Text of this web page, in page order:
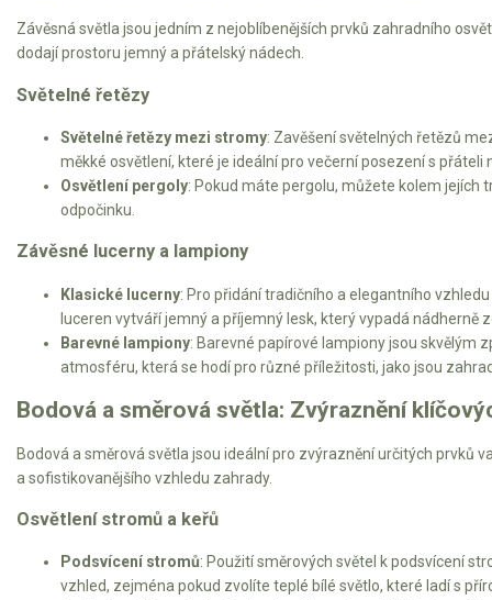
VARI
VARI malotraktory
Sněhové frézy
Nůžky na živý plot
Vysavače a foukače
Elektrocentrály
Štěpkovače a drtiče
Elektrické skútry
Elektrické tříkolky
Závěsná světla jsou jedním z nejoblíbenějších prvků zahradního
dodají prostoru jemný a přátelský nádech.
Světelné řetězy
Světelné řetězy mezi stromy: Zavěšení světelných řetězů
měkké osvětlení, které je ideální pro večerní posezení s přáteli
Osvětlení pergoly: Pokud máte pergolu, můžete kolem jejích
odpočinku.
Závěsné lucerny a lampiony
Klasické lucerny: Pro přidání tradičního a elegantního
luceren vytváří jemný a příjemný lesk, který vypadá
Barevné lampiony: Barevné papírové lampiony jsou skvělým
atmosféru, která se hodí pro různé příležitosti, jako jsou
Bodová a směrová světla: Zvýraznění
Bodová a směrová světla jsou ideální pro zvýraznění určitých
a sofistikovanějšího vzhledu zahrady.
Osvětlení stromů a keřů
Podsvícení stromů: Použití směrových světel k podsvícení
vzhled, zejména pokud zvolíte teplé bílé světlo, které ladí s